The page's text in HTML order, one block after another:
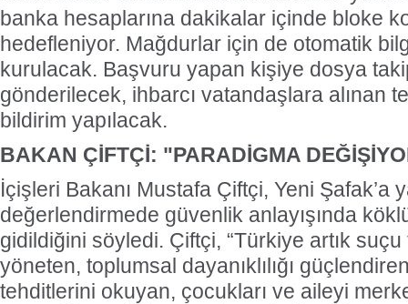
banka hesaplarına dakikalar içinde bloke
hedefleniyor. Mağdurlar için de otomatik
kurulacak. Başvuru yapan kişiye dosya
gönderilecek, ihbarcı vatandaşlara alınan
bildirim yapılacak.
BAKAN ÇİFTÇİ: "PARADİGMA
İçişleri Bakanı Mustafa Çiftçi, Yeni Şafak’a
değerlendirmede güvenlik anlayışında
gidildiğini söyledi. Çiftçi, “Türkiye artık
yöneten, toplumsal dayanıklılığı
tehditlerini okuyan, çocukları ve aileyi